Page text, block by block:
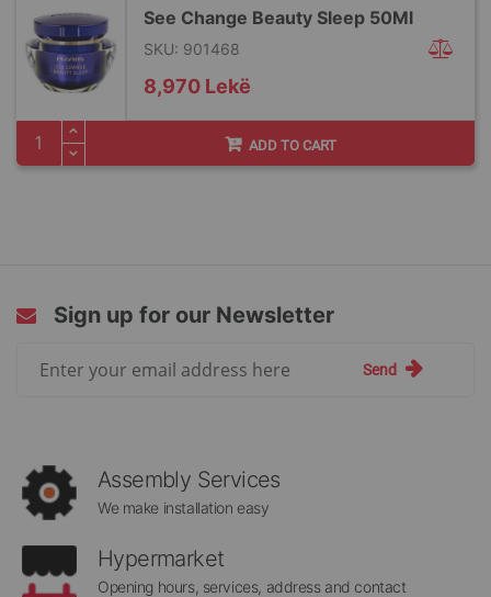
See Change Beauty Sleep 50Ml
SKU: 901468
8,970 Lekë
ADD TO CART
Sign up for our Newsletter
Send
Assembly Services
We make installation easy
Hypermarket
Opening hours, services, address and contact